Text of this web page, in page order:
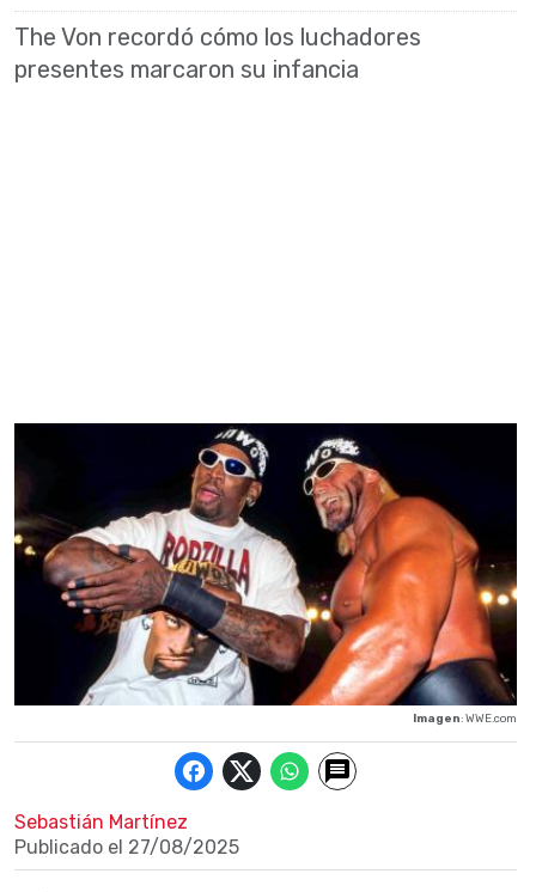
The Von recordó cómo los luchadores
presentes marcaron su infancia
Imagen: WWE.com
Sebastián Martínez
Publicado el 27/08/2025